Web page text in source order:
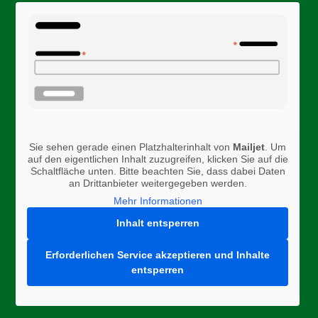
Sie sehen gerade einen Platzhalterinhalt von Mailjet . Um
auf den eigentlichen Inhalt zuzugreifen, klicken Sie auf die
Schaltfläche unten. Bitte beachten Sie, dass dabei Daten
an Drittanbieter weitergegeben werden.
Mehr Informationen
Inhalt entsperren
Erforderlichen Service akzeptieren und Inhalte
entsperren